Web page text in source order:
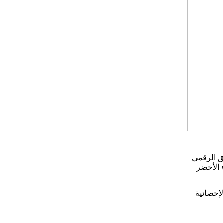
الرقمي
الأخضر